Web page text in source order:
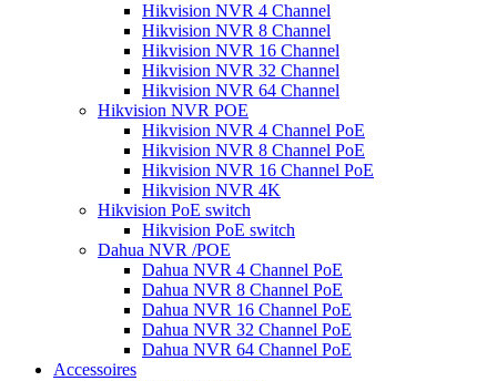
Hikvision NVR 4 Channel
Hikvision NVR 8 Channel
Hikvision NVR 16 Channel
Hikvision NVR 32 Channel
Hikvision NVR 64 Channel
Hikvision NVR POE
Hikvision NVR 4 Channel PoE
Hikvision NVR 8 Channel PoE
Hikvision NVR 16 Channel PoE
Hikvision NVR 4K
Hikvision PoE switch
Hikvision PoE switch
Dahua NVR /POE
Dahua NVR 4 Channel PoE
Dahua NVR 8 Channel PoE
Dahua NVR 16 Channel PoE
Dahua NVR 32 Channel PoE
Dahua NVR 64 Channel PoE
Accessoires